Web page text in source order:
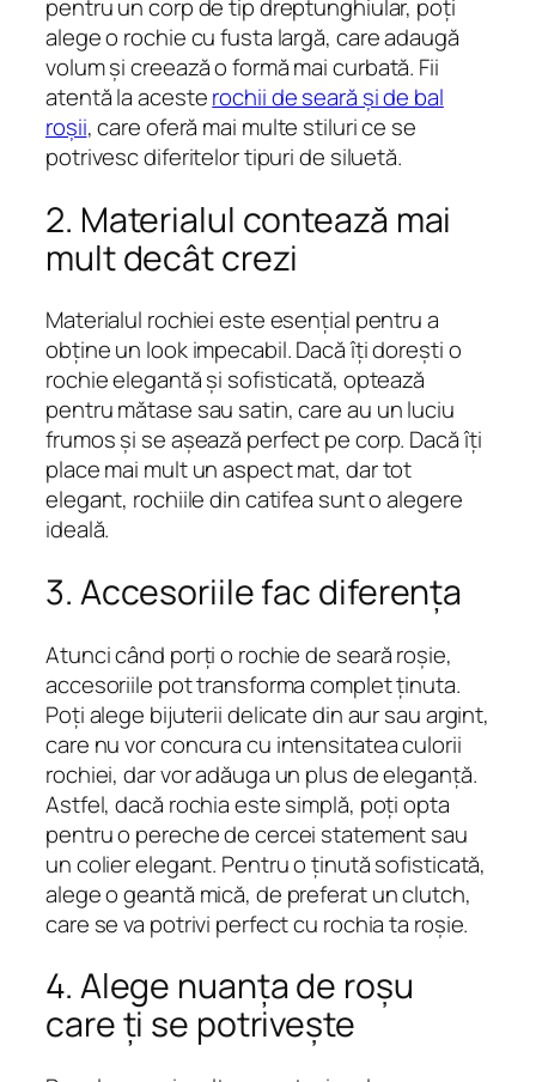
pentru un corp de tip dreptunghiular, poți
alege o rochie cu fusta largă, care adaugă
volum și creează o formă mai curbată. Fii
atentă la acesterochii de seară și de bal
roșii, care oferă mai multe stiluri ce se
potrivesc diferitelor tipuri de siluetă.
2. Materialul contează mai
mult decât crezi
Materialul rochiei este esențial pentru a
obține un look impecabil. Dacă îți dorești o
rochie elegantă și sofisticată, optează
pentru mătase sau satin, care au un luciu
frumos și se așează perfect pe corp. Dacă îți
place mai mult un aspect mat, dar tot
elegant, rochiile din catifea sunt o alegere
ideală.
3. Accesoriile fac diferența
Atunci când porți o rochie de seară roșie,
accesoriile pot transforma complet ținuta.
Poți alege bijuterii delicate din aur sau argint,
care nu vor concura cu intensitatea culorii
rochiei, dar vor adăuga un plus de eleganță.
Astfel, dacă rochia este simplă, poți opta
pentru o pereche de cercei statement sau
un colier elegant. Pentru o ținută sofisticată,
alege o geantă mică, de preferat un clutch,
care se va potrivi perfect cu rochia ta roșie.
4. Alege nuanța de roșu
care ți se potrivește